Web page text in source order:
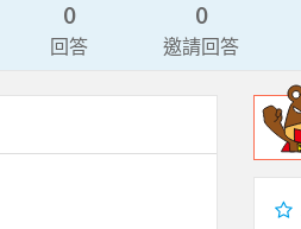
0
回答
0
邀請回答